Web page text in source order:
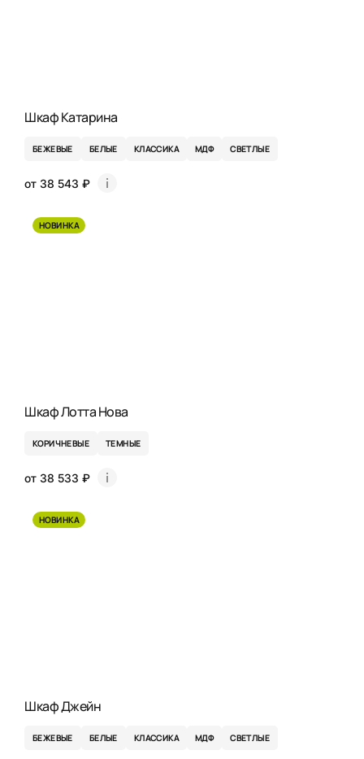
Шкаф Катарина
БЕЖЕВЫЕ БЕЛЫЕ КЛАССИКА МДФ СВЕТЛЫЕ
от 38 543 ₽
НОВИНКА
Шкаф Лотта Нова
КОРИЧНЕВЫЕ ТЕМНЫЕ
от 38 533 ₽
НОВИНКА
Шкаф Джейн
БЕЖЕВЫЕ БЕЛЫЕ КЛАССИКА МДФ СВЕТЛЫЕ